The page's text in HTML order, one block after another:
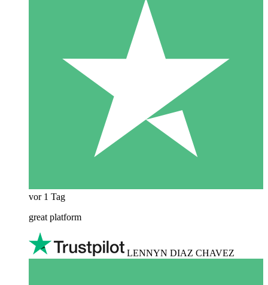
vor 1 Tag
great platform
LENNYN DIAZ CHAVEZ